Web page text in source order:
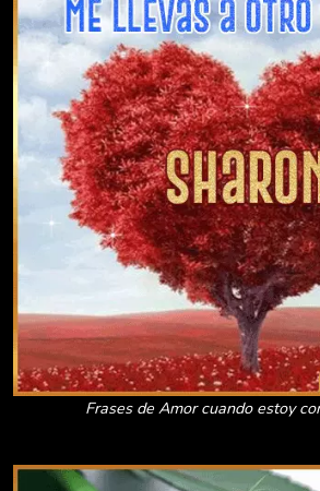
Frases de Amor cuando estoy